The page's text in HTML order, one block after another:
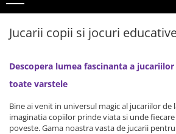
Protectii mobilier
Protectie colturi mobila copii
Sigurante pentru sertare si usi
Kituri de siguranta pentru copii si
bebelusi
Jucarii copii si jocuri
Descopera lumea fascinanta a
toate varstele
Bine ai venit in universul magic al jucariilor de
imaginatia copiilor prinde viata si unde
poveste. Gama noastra vasta de jucarii